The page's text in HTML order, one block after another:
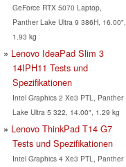
GeForce RTX 5070 Laptop,
Panther Lake Ultra 9 386H, 16.00",
1.93 kg
Lenovo IdeaPad Slim 3
14IPH11 Tests und
Spezifikationen
Intel Graphics 2 Xe3 PTL, Panther
Lake Ultra 5 322, 14.00", 1.29 kg
Lenovo ThinkPad T14 G7
Tests und Spezifikationen
Intel Graphics 4 Xe3 PTL, Panther